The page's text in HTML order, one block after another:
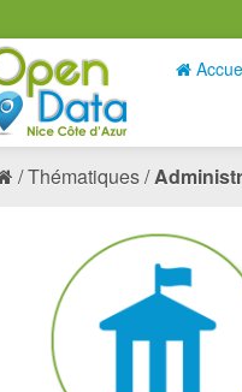
Thématiques